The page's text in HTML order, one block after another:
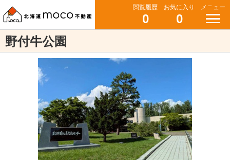
閲覧履歴
0
お気に入り
0
メニュー
野付牛公園